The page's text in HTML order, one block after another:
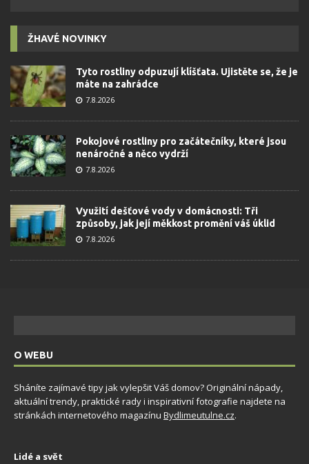
ŽHAVÉ NOVINKY
Tyto rostliny odpuzují klíšťata. Ujistěte se, že je
máte na zahrádce
7.8.2026
Pokojové rostliny pro začátečníky, které jsou
nenáročné a něco vydrží
7.8.2026
Využití dešťové vody v domácnosti: Tři
způsoby, jak její měkkost promění váš úklid
7.8.2026
O WEBU
Sháníte zajímavé tipy jak vylepšit Váš domov? Originální nápady,
aktuální trendy, praktické rady i inspirativní fotografie najdete na
stránkách internetového magazínu Bydlimeutulne.cz.
Lidé a svět